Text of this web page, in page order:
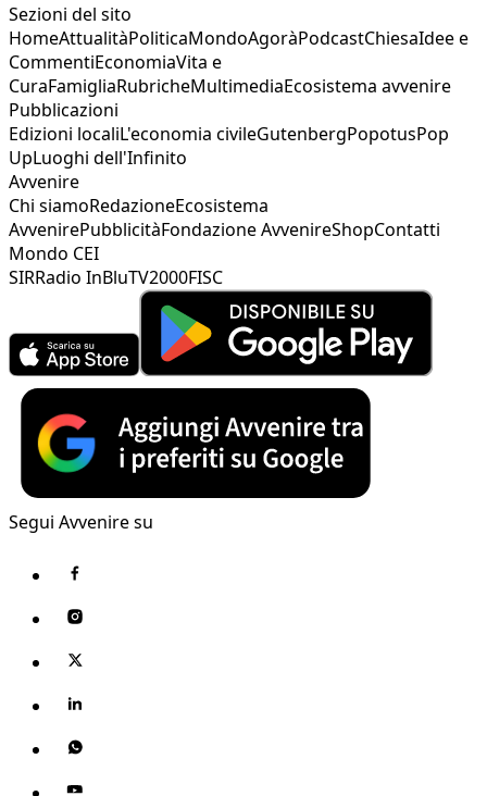
Sezioni del sito
HomeAttualitàPoliticaMondoAgoràPodcastChiesaIdee e
CommentiEconomiaVita e
CuraFamigliaRubricheMultimediaEcosistema avvenire
Pubblicazioni
Edizioni localiL'economia civileGutenbergPopotusPop
UpLuoghi dell'Infinito
Avvenire
Chi siamoRedazioneEcosistema
AvvenirePubblicitàFondazione AvvenireShopContatti
Mondo CEI
SIRRadio InBluTV2000FISC
Segui Avvenire su